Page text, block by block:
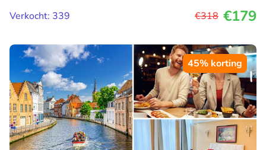
Verkocht: 339
€318 €179
45% korting